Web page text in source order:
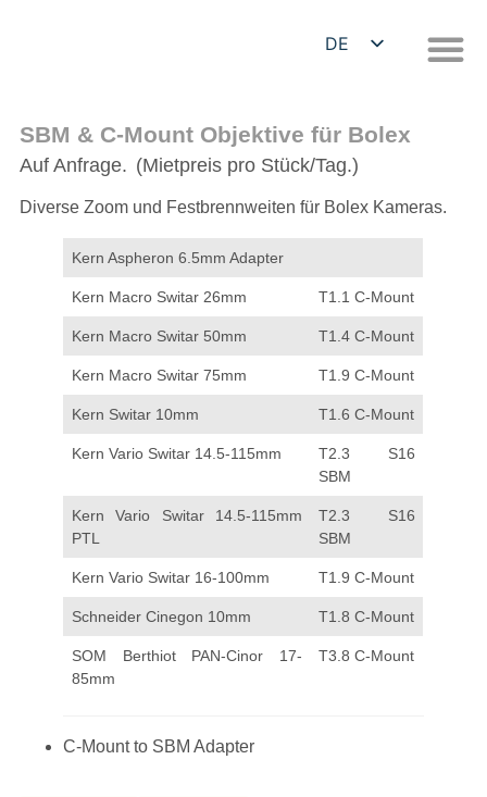
DE
SBM & C-Mount Objektive für Bolex
Auf Anfrage. (Mietpreis pro Stück/Tag.)
Diverse Zoom und Festbrennweiten für Bolex Kameras.
Kern Aspheron 6.5mm Adapter
Kern Macro Switar 26mm T1.1 C-Mount
Kern Macro Switar 50mm T1.4 C-Mount
Kern Macro Switar 75mm T1.9 C-Mount
Kern Switar 10mm T1.6 C-Mount
Kern Vario Switar 14.5-115mm
T2.3 S16
SBM
Kern Vario Switar 14.5-115mm
PTL
T2.3 S16
SBM
Kern Vario Switar 16-100mm T1.9 C-Mount
Schneider Cinegon 10mm T1.8 C-Mount
SOM Berthiot PAN-Cinor 17-
85mm
T3.8 C-Mount
C-Mount to SBM Adapter